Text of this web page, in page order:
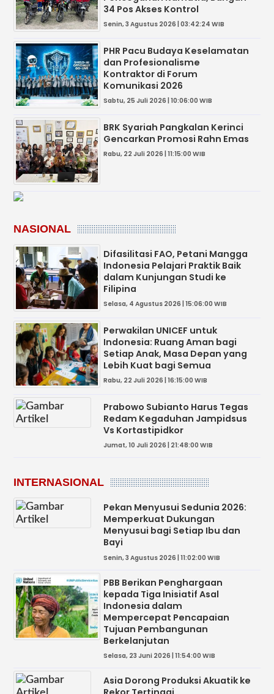
34 Pos Akses Kontrol
Senin, 3 Agustus 2026 | 03:42:24 WIB
PHR Pacu Budaya Keselamatan
dan Profesionalisme
Kontraktor di Forum
Komunikasi 2026
Sabtu, 25 Juli 2026 | 10:06:00 WIB
BRK Syariah Pangkalan Kerinci
Gencarkan Promosi Rahn Emas
Rabu, 22 Juli 2026 | 11:15:00 WIB
NASIONAL
Difasilitasi FAO, Petani Mangga
Indonesia Pelajari Praktik Baik
dalam Kunjungan Studi ke
Filipina
Selasa, 4 Agustus 2026 | 15:06:00 WIB
Perwakilan UNICEF untuk
Indonesia: Ruang Aman bagi
Setiap Anak, Masa Depan yang
Lebih Kuat bagi Semua
Rabu, 22 Juli 2026 | 16:15:00 WIB
Prabowo Subianto Harus Tegas
Redam Kegaduhan Jampidsus
Vs Kortastipidkor
Jumat, 10 Juli 2026 | 21:48:00 WIB
INTERNASIONAL
Pekan Menyusui Sedunia 2026:
Memperkuat Dukungan
Menyusui bagi Setiap Ibu dan
Bayi
Senin, 3 Agustus 2026 | 11:02:00 WIB
PBB Berikan Penghargaan
kepada Tiga Inisiatif Asal
Indonesia dalam
Mempercepat Pencapaian
Tujuan Pembangunan
Berkelanjutan
Selasa, 23 Juni 2026 | 11:54:00 WIB
Asia Dorong Produksi Akuatik ke